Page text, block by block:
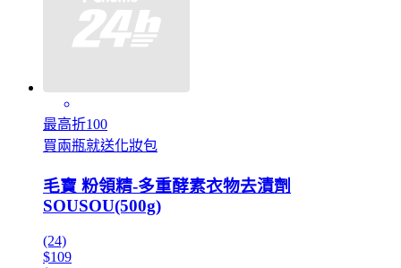
最高折100
買兩瓶就送化妝包
毛寶 粉領精-多重酵素衣物去漬劑
SOUSOU(500g)
(24)
$109